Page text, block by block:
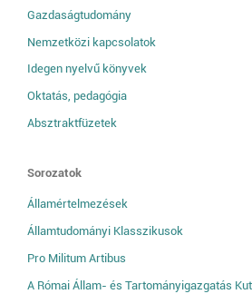
Gazdaságtudomány
Nemzetközi kapcsolatok
Idegen nyelvű könyvek
Oktatás, pedagógia
Absztraktfüzetek
Sorozatok
Államértelmezések
Államtudományi Klasszikusok
Pro Militum Artibus
A Római Állam- és Tartományigazgatás